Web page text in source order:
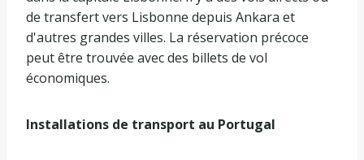
de transfert vers Lisbonne depuis Ankara et
d'autres grandes villes. La réservation précoce
peut être trouvée avec des billets de vol
économiques.
Installations de transport au Portugal